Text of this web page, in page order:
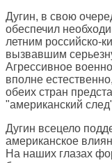
Дугин, в свою
обеспечил
летним российско-
вызвавшим
Агрессивное
вполне
обеих стран
"американский
Дугин всецело
американское
На наших глазах